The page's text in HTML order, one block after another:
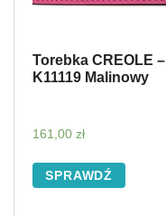
Torebka CREOLE –
K11119 Malinowy
161,00 zł
SPRAWDŹ